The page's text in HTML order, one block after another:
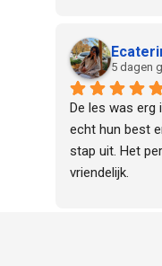
5 dagen
De les was erg
echt hun best
stap uit. Het
vriendelijk.